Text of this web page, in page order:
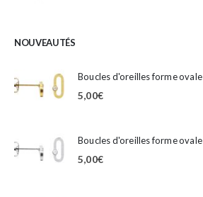
NOUVEAUTÉS
5,00€
5,00€